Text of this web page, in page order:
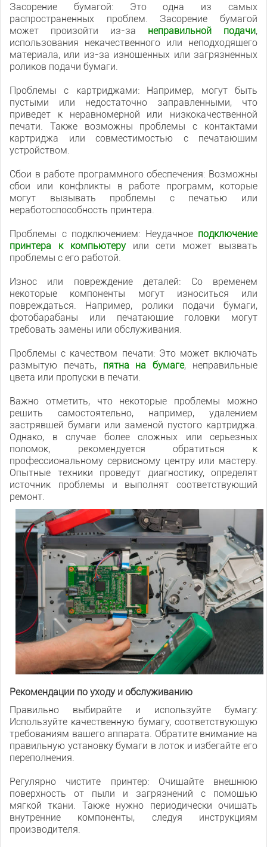
Засорение бумагой: Это одна из самых
распространенных проблем. Засорение бумагой
может произойти из-за неправильной подачи,
использования некачественного или неподходящего
материала, или из-за изношенных или загрязненных
роликов подачи бумаги.
Проблемы с картриджами: Например, могут быть
пустыми или недостаточно заправленными, что
приведет к неравномерной или низкокачественной
печати. Также возможны проблемы с контактами
картриджа или совместимостью с печатающим
устройством.
Сбои в работе программного обеспечения: Возможны
сбои или конфликты в работе программ, которые
могут вызывать проблемы с печатью или
неработоспособность принтера.
Проблемы с подключением: Неудачное подключение
принтера к компьютеруили сети может вызвать
проблемы с его работой.
Износ или повреждение деталей: Со временем
некоторые компоненты могут износиться или
повреждаться. Например, ролики подачи бумаги,
фотобарабаны или печатающие головки могут
требовать замены или обслуживания.
Проблемы с качеством печати: Это может включать
размытую печать, пятна на бумаге, неправильные
цвета или пропуски в печати.
Важно отметить, что некоторые проблемы можно
решить самостоятельно, например, удалением
застрявшей бумаги или заменой пустого картриджа.
Однако, в случае более сложных или серьезных
поломок, рекомендуется обратиться к
профессиональному сервисному центру или мастеру.
Опытные техники проведут диагностику, определят
источник проблемы и выполнят соответствующий
ремонт.
Рекомендации по уходу и обслуживанию
Правильно выбирайте и используйте бумагу:
Используйте качественную бумагу, соответствующую
требованиям вашего аппарата. Обратите внимание на
правильную установку бумаги в лоток и избегайте его
переполнения.
Регулярно чистите принтер: Очищайте внешнюю
поверхность от пыли и загрязнений с помощью
мягкой ткани. Также нужно периодически очищать
внутренние компоненты, следуя инструкциям
производителя.